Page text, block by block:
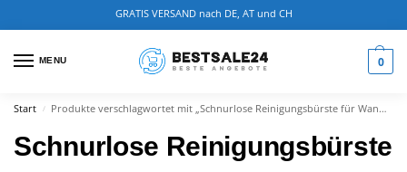
GRATIS VERSAND nach DE, AT und CH
MENU 0
Start / Produkte verschlagwortet mit „Schnurlose Reinigungsbürste für Wanne“
Schnurlose Reinigungsbürste